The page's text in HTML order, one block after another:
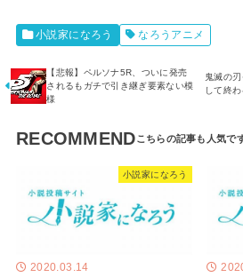
小説家になろう なろうアニメ
【悲報】ペルソナ5R、ついに発売
されるもガチで引き継ぎ要素ない模
様
鬼滅の
して終
RECOMMEND
小説家になろう
2020.03.14